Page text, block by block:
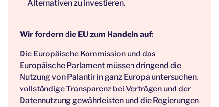
Alternativen zu investieren.
Wir fordern die EU zum Handeln auf:
Die Europäische Kommission und das
Europäische Parlament müssen dringend die
Nutzung von Palantir in ganz Europa untersuchen,
vollständige Transparenz bei Verträgen und der
Datennutzung gewährleisten und die Regierungen